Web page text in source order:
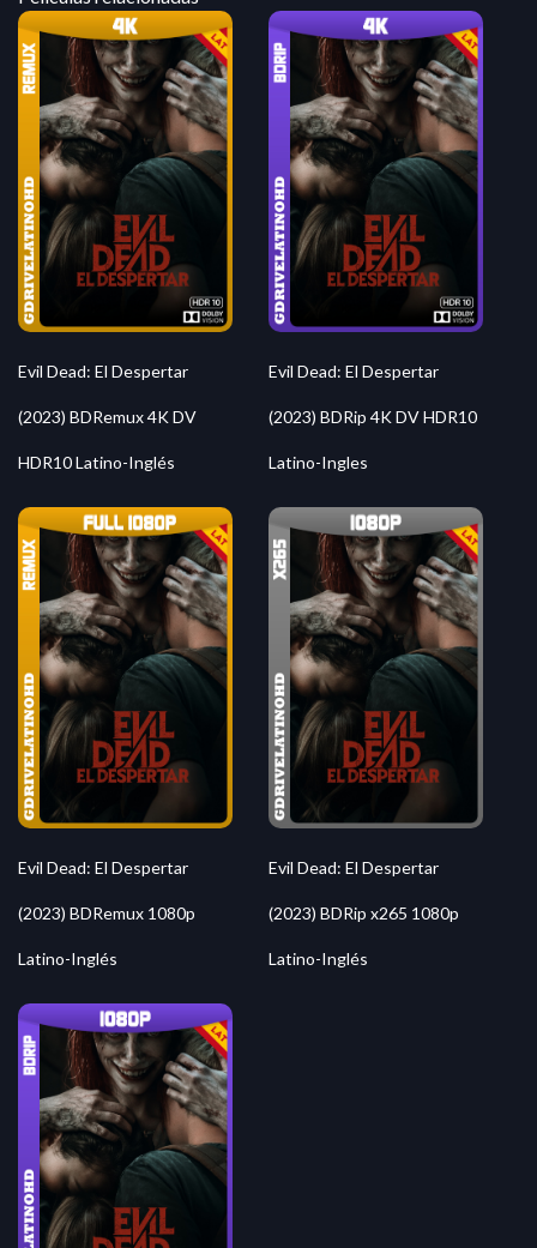
Evil Dead: El Despertar
(2023) BDRemux 4K DV
HDR10 Latino-Inglés
Evil Dead: El Despertar
(2023) BDRip 4K DV HDR10
Latino-Ingles
Evil Dead: El Despertar
(2023) BDRemux 1080p
Latino-Inglés
Evil Dead: El Despertar
(2023) BDRip x265 1080p
Latino-Inglés